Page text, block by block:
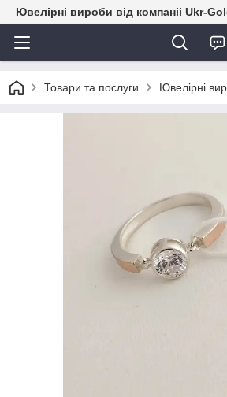
Ювелірні вироби від компаніі Ukr-
Товари та послуги Ювелірні